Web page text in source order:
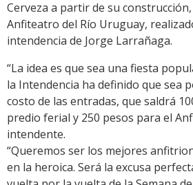
Cerveza a partir de su
Anfiteatro del Río Uruguay,
intendencia de Jorge Larrañaga.
“La idea es que sea una fiesta
la Intendencia ha definido que sea
costo de las entradas, que saldrá
predio ferial y 250 pesos para el
intendente.
“Queremos ser los mejores
en la heroica. Será la excusa